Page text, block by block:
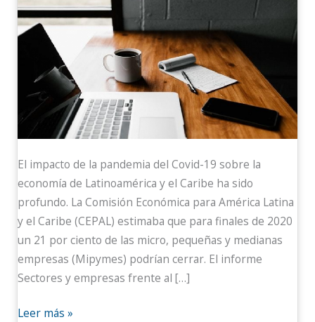
El impacto de la pandemia del Covid-19 sobre la
economía de Latinoamérica y el Caribe ha sido
profundo. La Comisión Económica para América Latina
y el Caribe (CEPAL) estimaba que para finales de 2020
un 21 por ciento de las micro, pequeñas y medianas
empresas (Mipymes) podrían cerrar. El informe
Sectores y empresas frente al […]
Leer más »